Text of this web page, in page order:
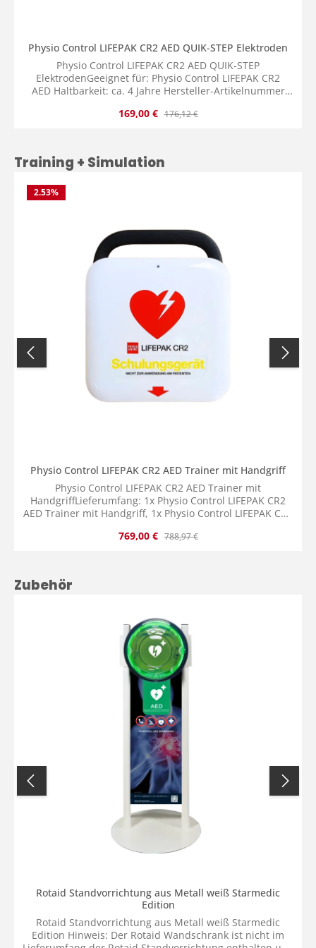
Physio Control LIFEPAK CR2 AED QUIK-STEP Elektroden
Physio Control LIFEPAK CR2 AED QUIK-STEP
ElektrodenGeeignet für: Physio Control LIFEPAK CR2
AED Haltbarkeit: ca. 4 Jahre Hersteller-Artikelnummer
(auf Verpackung): 11101-000021 Lieferumfang: 1x Physio
Verkaufspreis:
169,00 € Regulärer Preis:
176,12 €
Produktgalerie überspringen
Training + Simulation
2.53%
Physio Control LIFEPAK CR2 AED Trainer mit Handgriff
Physio Control LIFEPAK CR2 AED Trainer mit
HandgriffLieferumfang: 1x Physio Control LIFEPAK CR2
AED Trainer mit Handgriff, 1x Physio Control LIFEPAK CR2
QUIK-STEP Trainingselektroden mit Drucksensor, 1x
Verkaufspreis:
769,00 € Regulärer Preis:
788,97 €
Produktgalerie überspringen
Zubehör
Rotaid Standvorrichtung aus Metall weiß Starmedic
Edition
Rotaid Standvorrichtung aus Metall weiß Starmedic
Edition Hinweis: Der Rotaid Wandschrank ist nicht im